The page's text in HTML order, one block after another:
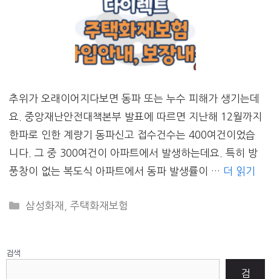
추위가 오래이어지다보면 동파 또는 누수 피해가 생기는데
요. 중앙재난안전대책본부 발표에 따르면 지난해 12월까지
한파로 인한 계량기 동파신고 접수건수는 400여건이었습
니다. 그 중 300여건이 아파트에서 발생하는데요. 특히 방
풍창이 없는 복도식 아파트에서 동파 발생률이 … 더 읽기
CATEGORIES
삼성화재 ,주택화재보험
검색
검